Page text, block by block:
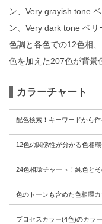
ン、Very grayish tone
ン、Very dark tone ベ
色調と各色での12色相
色を加えた207色が背景
カラーチャート
配色検索！キーワードから作
12色の関係性が分かる色相
24色相環チャート！純色と
色のトーンも含めた色相環
プロセスカラー(4色)のカラ